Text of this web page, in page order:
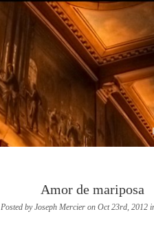
Amor de mariposa
Posted by Joseph Mercier on Oct 23rd, 2012